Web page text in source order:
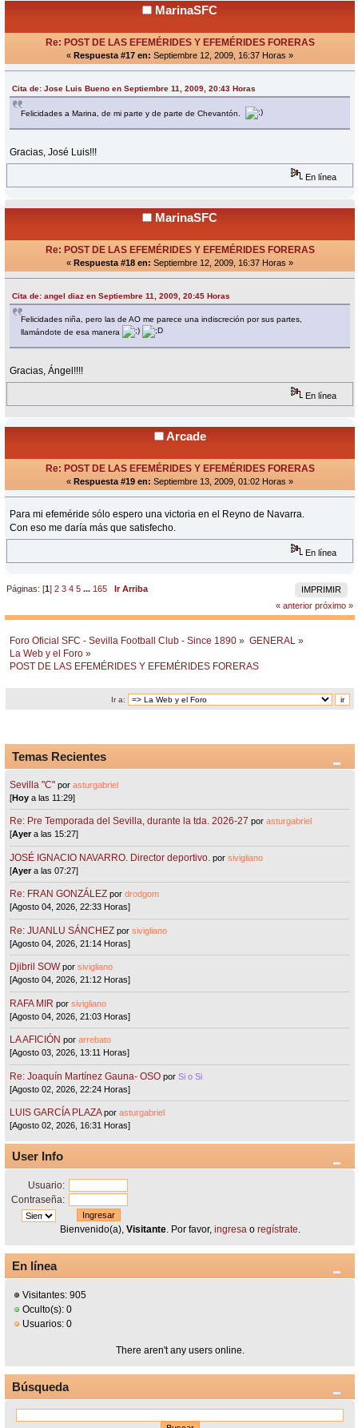
MarinaSFC
Re: POST DE LAS EFEMÉRIDES Y EFEMÉRIDES FORERAS
« Respuesta #17 en: Septiembre 12, 2009, 16:37 Horas »
Cita de: Jose Luis Bueno en Septiembre 11, 2009, 20:43 Horas
Felicidades a Marina, de mi parte y de parte de Chevantón.
Gracias, José Luis!!!
En línea
MarinaSFC
Re: POST DE LAS EFEMÉRIDES Y EFEMÉRIDES FORERAS
« Respuesta #18 en: Septiembre 12, 2009, 16:37 Horas »
Cita de: angel diaz en Septiembre 11, 2009, 20:45 Horas
Felicidades niña, pero las de AO me parece una indiscreción por sus partes,
llamándote de esa manera
Gracias, Ángel!!!!
En línea
Arcade
Re: POST DE LAS EFEMÉRIDES Y EFEMÉRIDES FORERAS
« Respuesta #19 en: Septiembre 13, 2009, 01:02 Horas »
Para mi efeméride sólo espero una victoria en el Reyno de Navarra.
Con eso me daría más que satisfecho.
En línea
IMPRIMIR
Páginas: [1]2 3 4 5 ... 165
Ir Arriba
« anterior próximo »
Foro Oficial SFC - Sevilla Football Club - Since 1890 » GENERAL »
La Web y el Foro »
POST DE LAS EFEMÉRIDES Y EFEMÉRIDES FORERAS
Ir a:
Temas Recientes
Sevilla "C"porasturgabriel
[Hoy a las 11:29]
Re: Pre Temporada del Sevilla, durante la tda. 2026-27 porasturgabriel
[Ayera las 15:27]
JOSÉ IGNACIO NAVARRO. Director deportivo. porsivigliano
[Ayera las 07:27]
Re: FRAN GONZÁLEZ pordrodgom
[Agosto 04, 2026, 22:33 Horas]
Re: JUANLU SÁNCHEZ porsivigliano
[Agosto 04, 2026, 21:14 Horas]
Djibril SOW porsivigliano
[Agosto 04, 2026, 21:12 Horas]
RAFA MIR porsivigliano
[Agosto 04, 2026, 21:03 Horas]
LA AFICIÓN porarrebato
[Agosto 03, 2026, 13:11 Horas]
Re: Joaquín Martínez Gauna- OSO porSi o Si
[Agosto 02, 2026, 22:24 Horas]
LUIS GARCÍA PLAZA porasturgabriel
[Agosto 02, 2026, 16:31 Horas]
User Info
Usuario:
Contraseña:
Bienvenido(a), Visitante. Por favor, ingresao regístrate.
En línea
Visitantes: 905
Oculto(s): 0
Usuarios: 0
There aren't any users online.
Búsqueda